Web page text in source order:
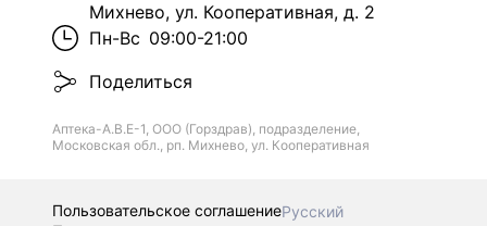
Михнево, ул. Кооперативная, д. 2
Пн-Вс 09:00-21:00
Поделиться
Аптека-А.В.Е-1, ООО (Горздрав), подразделение,
Московская обл., рп. Михнево, ул. Кооперативная
Пользовательское соглашениеРусский